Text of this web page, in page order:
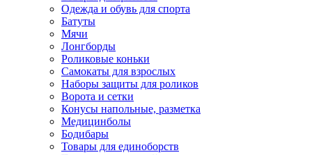
Одежда и обувь для спорта
Батуты
Мячи
Лонгборды
Роликовые коньки
Самокаты для взрослых
Наборы защиты для роликов
Ворота и сетки
Конусы напольные, разметка
Медицинболы
Бодибары
Товары для единоборств